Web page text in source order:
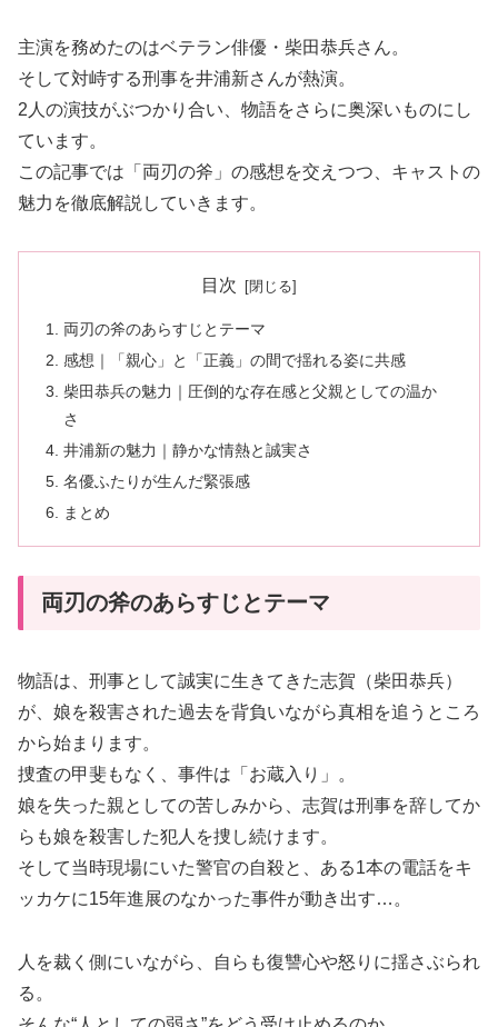
主演を務めたのはベテラン俳優・柴田恭兵さん。
そして対峙する刑事を井浦新さんが熱演。
2人の演技がぶつかり合い、物語をさらに奥深いものにし
ています。
この記事では「両刃の斧」の感想を交えつつ、キャストの
魅力を徹底解説していきます。
目次
両刃の斧のあらすじとテーマ
感想｜「親心」と「正義」の間で揺れる姿に共感
柴田恭兵の魅力｜圧倒的な存在感と父親としての温か
さ
井浦新の魅力｜静かな情熱と誠実さ
名優ふたりが生んだ緊張感
まとめ
両刃の斧のあらすじとテーマ
物語は、刑事として誠実に生きてきた志賀（柴田恭兵）
が、娘を殺害された過去を背負いながら真相を追うところ
から始まります。
捜査の甲斐もなく、事件は「お蔵入り」。
娘を失った親としての苦しみから、志賀は刑事を辞してか
らも娘を殺害した犯人を捜し続けます。
そして当時現場にいた警官の自殺と、ある1本の電話をキ
ッカケに15年進展のなかった事件が動き出す…。
人を裁く側にいながら、自らも復讐心や怒りに揺さぶられ
る。